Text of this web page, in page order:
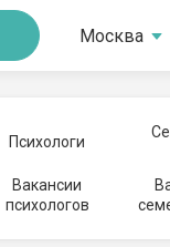
Москва
Психологи
Вакансии
психологов